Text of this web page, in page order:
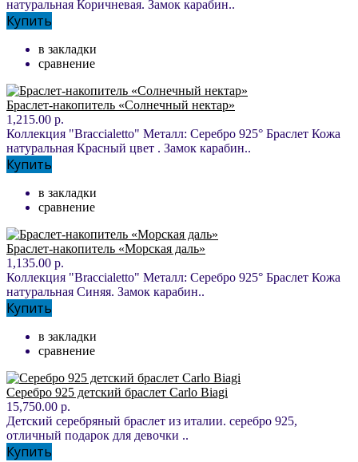
натуральная Коричневая. Замок карабин..
Купить
в закладки
сравнение
Браслет-накопитель «Солнечный нектар»
1,215.00 р.
Коллекция "Braccialetto" Металл: Серебро 925° Браслет Кожа
натуральная Красный цвет . Замок карабин..
Купить
в закладки
сравнение
Браслет-накопитель «Морская даль»
1,135.00 р.
Коллекция "Braccialetto" Металл: Серебро 925° Браслет Кожа
натуральная Синяя. Замок карабин..
Купить
в закладки
сравнение
Серебро 925 детский браслет Carlo Biagi
15,750.00 р.
Детский серебряный браслет из италии. серебро 925,
отличный подарок для девочки ..
Купить